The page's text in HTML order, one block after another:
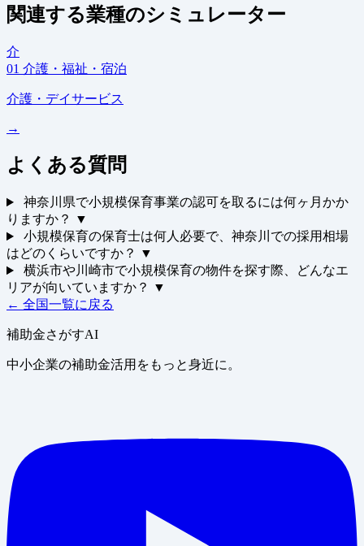
関連する業種のシミュレーター
介
01 介護・福祉・宿泊
介護・デイサービス
→
よくある質問
神奈川県で小規模保育事業の認可を取るには何ヶ月かか
りますか？
▼
小規模保育の保育士は何人必要で、神奈川での採用相場
はどのくらいですか？
▼
横浜市や川崎市で小規模保育の物件を探す際、どんなエ
リアが向いていますか？
▼
← 全国一覧に戻る
補助金さがすAI
中小企業の補助金活用をもっと身近に。